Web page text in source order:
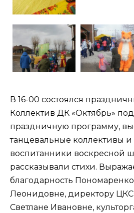
В 16-00 состоялся
Коллектив ДК «Октябрь»
праздничную программу,
танцевальные коллективы и
воспитанники воскресной
рассказывали стихи.
благодарность
Леонидовне, директору
Светлане Ивановне,